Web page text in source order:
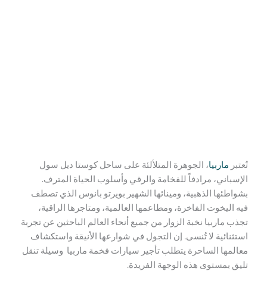
تُعتبرماربيا، الجوهرة المتلألئة على ساحل كوستا ديل سول
الإسباني، مرادفاً للفخامة والرقي وأسلوب الحياة المترف.
بشواطئها الذهبية، ومينائها الشهير بويرتو بانوس الذي تصطف
فيه اليخوت الفاخرة، ومطاعمها العالمية، ومتاجرها الراقية،
تجذب ماربيا نخبة الزوار من جميع أنحاء العالم الباحثين عن تجربة
استثنائية لا تُنسى. إن التجول في شوارعها الأنيقة واستكشاف
معالمها الساحرة يتطلب تأجير سيارات فخمة ماربيا وسيلة تنقل
تليق بمستوى هذه الوجهة الفريدة.